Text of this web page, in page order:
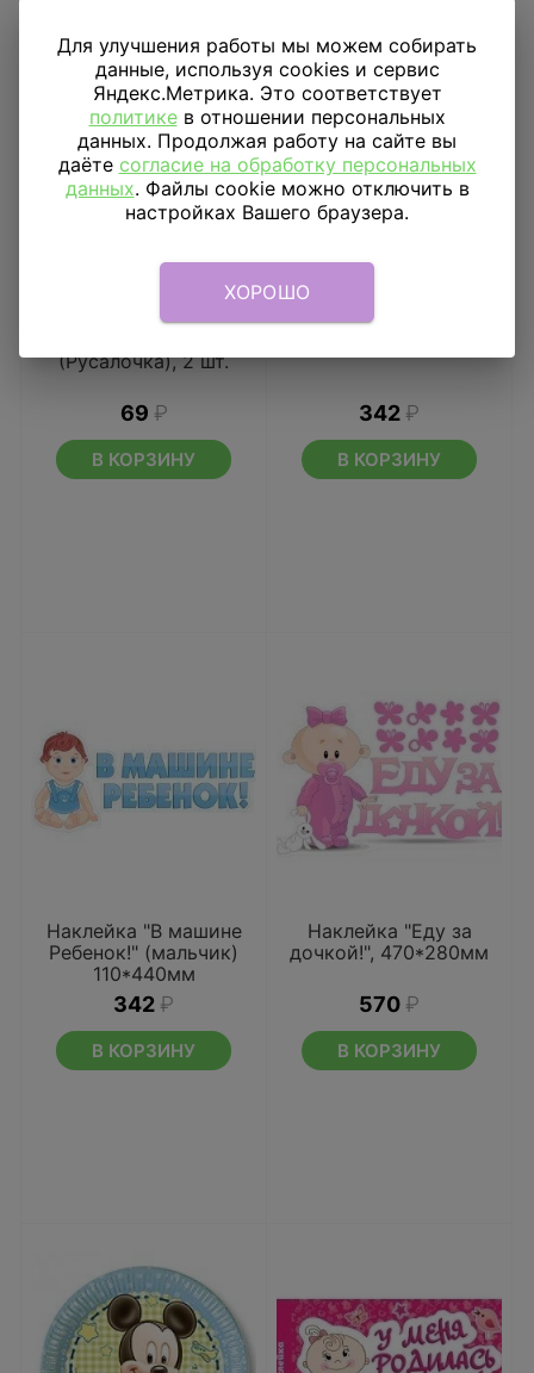
(Русалочка), 2 шт.
69 ₽
В КОРЗИНУ
342 ₽
В КОРЗИНУ
Наклейка "В машине
Ребенок!" (мальчик)
110*440мм
342 ₽
В КОРЗИНУ
Наклейка "Еду за
дочкой!", 470*280мм
570 ₽
В КОРЗИНУ
Для улучшения работы мы можем собирать
данные, используя cookies и сервис
Яндекс.Метрика. Это соответствует
политикев отношении персональных
данных. Продолжая работу на сайте вы
даёте согласие на обработку персональных
данных. Файлы cookie можно отключить в
настройках Вашего браузера.
ХОРОШО